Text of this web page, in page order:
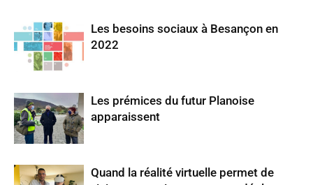
Les besoins sociaux à Besançon en
2022
Les prémices du futur Planoise
apparaissent
Quand la réalité virtuelle permet de